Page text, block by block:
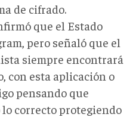
de cifrado.
que el Estado
pero señaló que el
siempre encontrará
con esta aplicación o
pensando que
correcto protegiendo